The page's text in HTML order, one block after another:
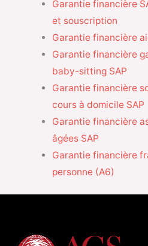
Garantie financière
et souscription
Garantie financière
Garantie financière
baby-sitting SAP
Garantie financière
cours à domicile SAP
Garantie financière
âgées SAP
Garantie financière
personne (A6)